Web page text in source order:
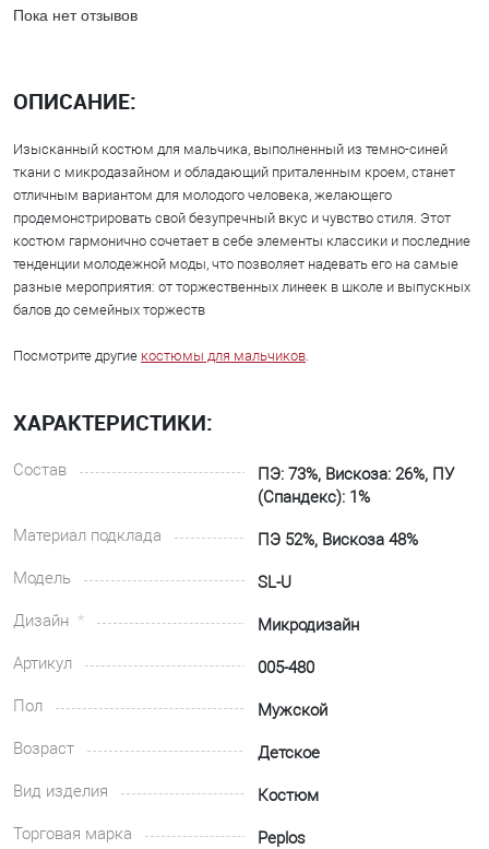
Пока нет отзывов
ОПИСАНИЕ:
Изысканный костюм для мальчика, выполненный из темно-синей
ткани с микродазайном и обладающий приталенным кроем, станет
отличным вариантом для молодого человека, желающего
продемонстрировать свой безупречный вкус и чувство стиля. Этот
костюм гармонично сочетает в себе элементы классики и последние
тенденции молодежной моды, что позволяет надевать его на самые
разные мероприятия: от торжественных линеек в школе и выпускных
балов до семейных торжеств
Посмотрите другие костюмы для мальчиков.
ХАРАКТЕРИСТИКИ:
Состав
ПЭ: 73%, Вискоза: 26%, ПУ
(Спандекс): 1%
Материал подклада
ПЭ 52%, Вискоза 48%
Модель
SL-U
Дизайн
Микродизайн
Артикул
005-480
Пол
Мужской
Возраст
Детское
Вид изделия
Костюм
Торговая марка
Peplos